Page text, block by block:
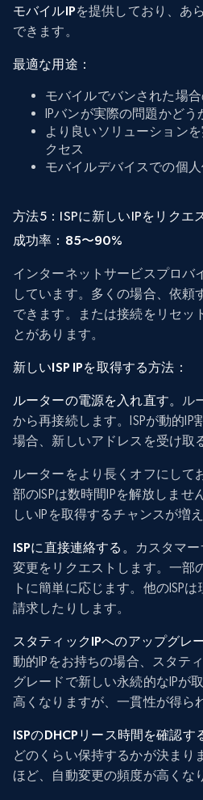
モバイルIPを提供しており、あ
できます。
最適な用途：
モバイルでバンされた場
IPバンが実際の問題かどう
より良いソリューション
クセス
モバイルデバイスでの個人
方法5：ISPに新しいIPをリクエ
成功率：85〜90%
インターネットサービスプロバ
しています。多くの場合、依頼
できます。または接続をリセッ
とがあります。
新しいISP IPを取得する方法：
ルーターの電源を入れ直す。 ル
から再接続します。ISPが動的IP
場合、新しいアドレスを受け取
ルーターをより長くオフにして
部のISPは数時間IPを解放しま
しいIPを取得するチャンスが増え
ISPに直接連絡する。
カスタマ
変更をリクエストします。一部
トに簡単に応じます。他のISP
請求したりします。
スタティックIPへのアップグレ
動的IPをお持ちの場合、スタテ
グレードで新しい永続的なIPが
高くなりますが、一貫性が得ら
ISPのDHCPリース時間を確認す
どのくらい保持するかが決まり
ほど、自動変更の頻度が高くな